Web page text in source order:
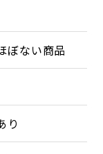
ぼない商品
り